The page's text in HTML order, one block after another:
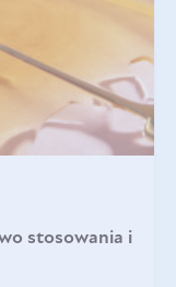
stosowania i